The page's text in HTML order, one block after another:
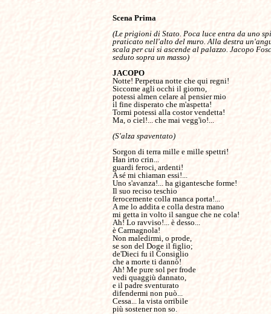
Scena Prima
(Le prigioni di Stato. Poca luce entra da uno
praticato nell'alto del muro. Alla destra
scala per cui si ascende al palazzo. Jacopo
seduto sopra un masso)
JACOPO
Notte! Perpetua notte che qui regni!
Siccome agli occhi il giorno,
potessi almen celare al pensier mio
il fine disperato che m'aspetta!
Tormi potessi alla costor vendetta!
Ma, o ciel!... che mai vegg'io!...
(S'alza spaventato)
Sorgon di terra mille e mille spettri!
Han irto crin...
guardi feroci, ardenti!
A sé mi chiaman essi!...
Uno s'avanza!... ha gigantesche forme!
Il suo reciso teschio
ferocemente colla manca porta!...
A me lo addita e colla destra mano
mi getta in volto il sangue che ne cola!
Ah! Lo ravviso!... è desso...
è Carmagnola!
Non maledirmi, o prode,
se son del Doge il figlio;
de'Dieci fu il Consiglio
che a morte ti dannò!
Ah! Me pure sol per frode
vedi quaggiù dannato,
e il padre sventurato
difendermi non può...
Cessa... la vista orribile
più sostener non so.